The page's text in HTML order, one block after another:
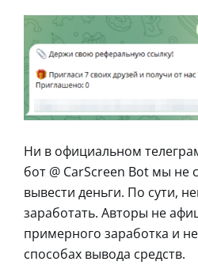
Ни в официальном
бот @ CarScreen Bot мы не
вывести деньги. По сути,
заработать. Авторы не
примерного заработка и
способах вывода средств.